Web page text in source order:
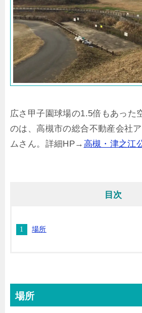
広さ甲子園球場の1.5倍もあった
のは、高槻市の総合不動産会社
ムさん。詳細HP→ 高槻・津之江
目次
場所
場所